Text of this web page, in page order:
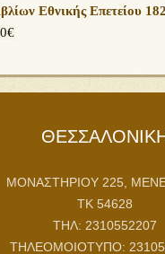
Εθνικής Επετείου
€
ΜΟΝΑΣΤΗΡΙΟΥ 225,
ΤΚ 54628
ΤΗΛ: 2310552207
ΤΗΛΕΟΜΟΙΟΤΥΠΟ: